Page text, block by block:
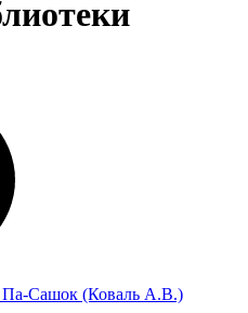
Па-Сашок (Коваль А.В.)